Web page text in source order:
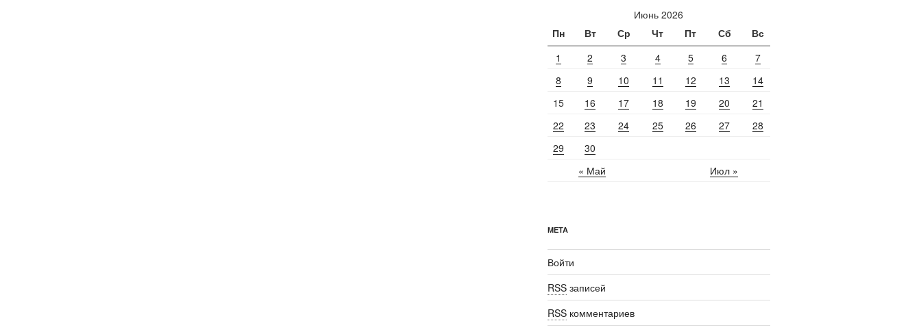
Июнь 2026
Пн
Вт Ср Чт Пт Сб Вс
« Май Июл »
1 2 3 4 5 6
7
8
9 10 11 12 13
14
15
16 17 18 19 20
21
22
23 24 25 26 27
28
29
30
МЕТА
Войти
RSSзаписей
RSSкомментариев